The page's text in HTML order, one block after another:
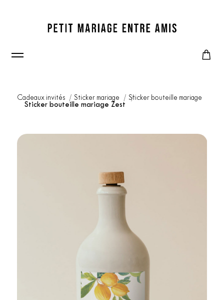
Cadeaux invités Sticker mariage
Sticker bouteille mariage
Sticker bouteille mariage Zest